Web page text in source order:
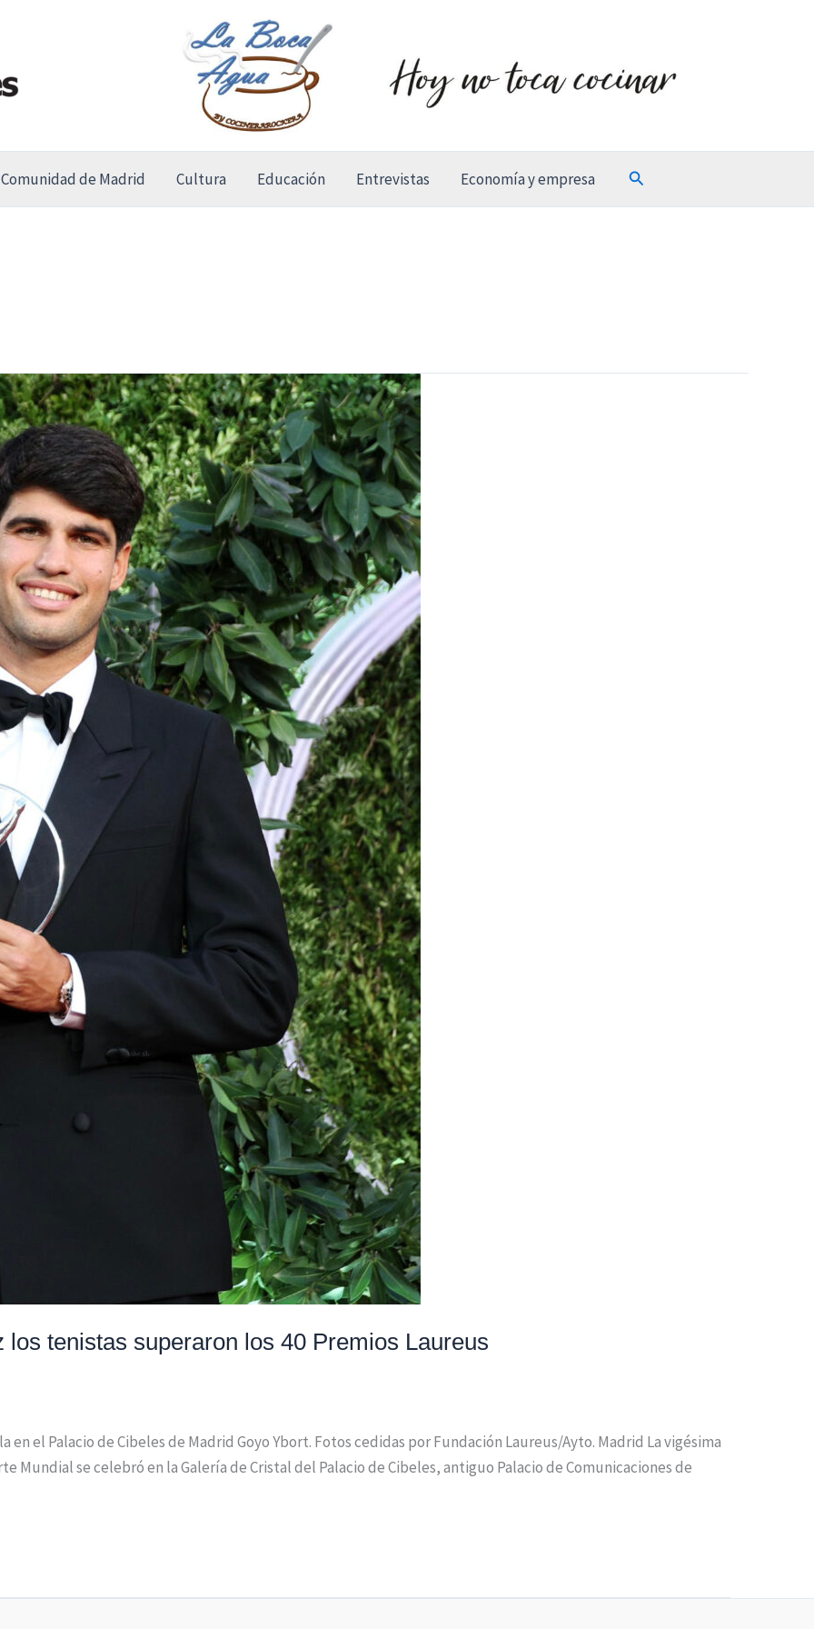
Comunidad de Madrid Cultura Educación Entrevistas Economía y empresa Buscar
tenistas superaron los 40 Premios Laureus
el Palacio de Cibeles de Madrid Goyo Ybort. Fotos cedidas por Fundación Laureus/Ayto. Madrid La vigésima
Mundial se celebró en la Galería de Cristal del Palacio de Cibeles, antiguo Palacio de Comunicaciones de